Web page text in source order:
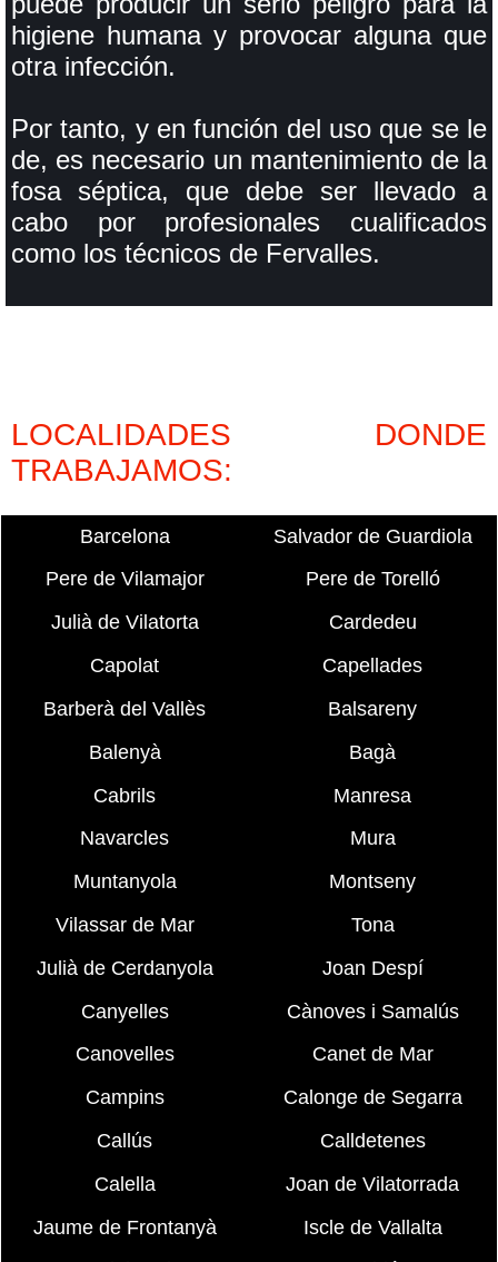
higiene humana y provocar alguna que
otra infección.
Por tanto, y en función del uso que se le
de, es necesario un mantenimiento de la
fosa séptica, que debe ser llevado a
cabo por profesionales cualificados
como los técnicos de Fervalles.
LOCALIDADES DONDE
TRABAJAMOS:
Barcelona
Salvador de Guardiola
Pere de Vilamajor
Pere de Torelló
Julià de Vilatorta
Cardedeu
Capolat
Capellades
Barberà del Vallès
Balsareny
Balenyà
Bagà
Cabrils
Manresa
Navarcles
Mura
Muntanyola
Montseny
Vilassar de Mar
Tona
Julià de Cerdanyola
Joan Despí
Canyelles
Cànoves i Samalús
Canovelles
Canet de Mar
Campins
Calonge de Segarra
Callús
Calldetenes
Calella
Joan de Vilatorrada
Jaume de Frontanyà
Iscle de Vallalta